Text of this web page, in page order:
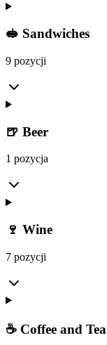
🥪 Sandwiches
9 pozycji
🍺 Beer
1 pozycja
🍷 Wine
7 pozycji
☕️ Coffee and Tea